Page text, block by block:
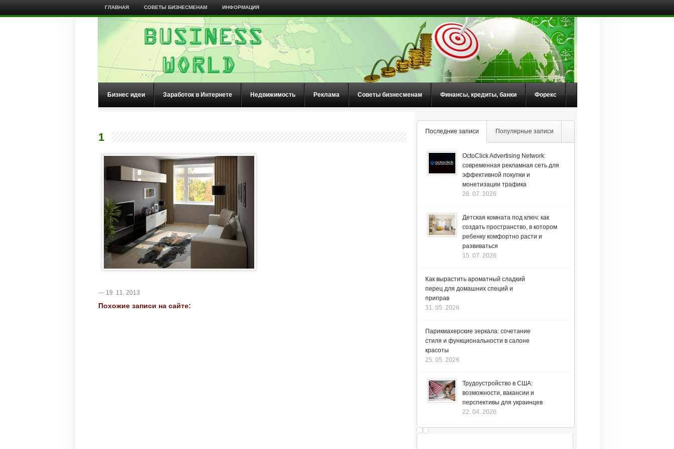
ГЛАВНАЯ СОВЕТЫ БИЗНЕСМЕНАМ ИНФОРМАЦИЯ
Бизнес идеи Заработок в Интернете Недвижимость Реклама Советы бизнесменам Финансы, кредиты, банки Форекс
1
— 19. 11. 2013
Похожие записи на сайте:
Последние записи Популярные записи
OctoClick Advertising Network:
современная рекламная сеть для
эффективной покупки и
монетизации трафика
28. 07. 2026
Детская комната под ключ: как
создать пространство, в котором
ребенку комфортно расти и
развиваться
15. 07. 2026
Как вырастить ароматный сладкий
перец для домашних специй и
приправ
31. 05. 2026
Парикмахерские зеркала: сочетание
стиля и функциональности в салоне
красоты
25. 05. 2026
Трудоустройство в США:
возможности, вакансии и
перспективы для украинцев
22. 04. 2026